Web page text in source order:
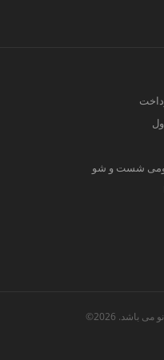
شست و شو
باشد. 2026©